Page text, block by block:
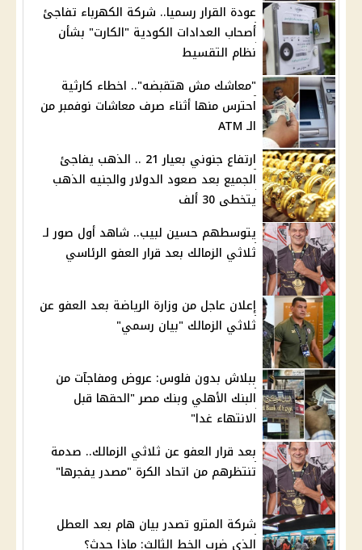
عودة القرار رسميا.. شركة الكهرباء تفاجئ
أصحاب العدادات الكودية "الكارت" بشأن
نظام التقسيط
"معاشك مش هتقبضه".. اخطاء كارثية
احترس منها أثناء صرف معاشات نوفمبر من
الـ ATM
ارتفاع جنوني بعيار 21 .. الذهب يفاجئ
الجميع بعد صعود الدولار والجنيه الذهب
يتخطى 30 ألف
يتوسطهم حسين لبيب.. شاهد أول صور لـ
ثلاثي الزمالك بعد قرار العفو الرئاسي
إعلان عاجل من وزارة الرياضة بعد العفو عن
ثلاثي الزمالك "بيان رسمي"
ببلاش بدون فلوس: عروض ومفاجآت من
البنك الأهلي وبنك مصر "الحقها قبل
الانتهاء غدا"
بعد قرار العفو عن ثلاثي الزمالك.. صدمة
تنتظرهم من اتحاد الكرة "مصدر يفجرها"
شركة المترو تصدر بيان هام بعد العطل
الذي ضرب الخط الثالث: ماذا حدث؟